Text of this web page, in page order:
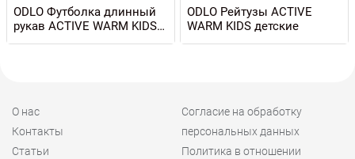
ODLO Футболка длинный
рукав ACTIVE WARM KIDS
детская
ODLO Рейтузы ACTIVE
WARM KIDS детские
О нас
Контакты
Статьи
Согласие на обработку
персональных данных
Политика в отношении